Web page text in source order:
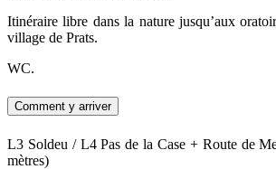
Itinéraire libre dans la nature jusqu’aux
village de Prats.
WC.
Comment y arriver
L3 Soldeu / L4 Pas de la Case + Route de
mètres)